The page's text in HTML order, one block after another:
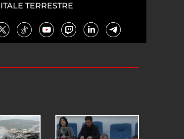
TERRESTRE